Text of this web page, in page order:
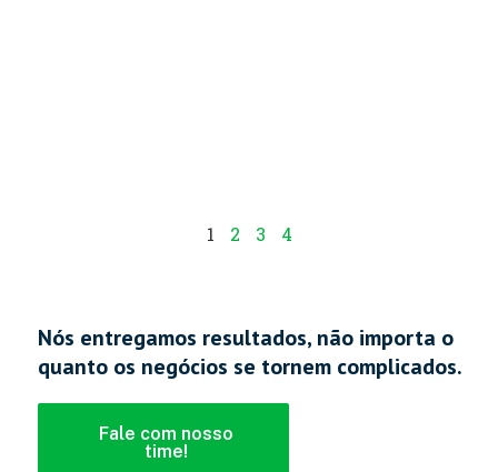
1 2 3 4
Nós entregamos resultados, não importa o
quanto os negócios se tornem complicados.
Fale com nosso
time!